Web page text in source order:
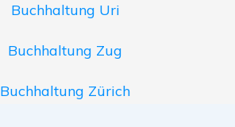
Buchhaltung Uri
Buchhaltung Zug
Buchhaltung Zürich